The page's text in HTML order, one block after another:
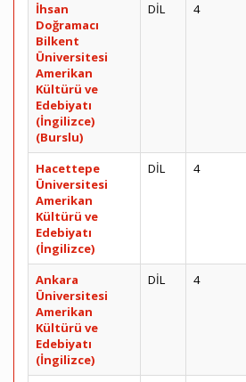
İhsan
Doğramacı
Bilkent
Üniversitesi
Amerikan
Kültürü ve
Edebiyatı
(İngilizce)
(Burslu)
DİL 4
Hacettepe
Üniversitesi
Amerikan
Kültürü ve
Edebiyatı
(İngilizce)
DİL 4
Ankara
Üniversitesi
Amerikan
Kültürü ve
Edebiyatı
(İngilizce)
DİL 4